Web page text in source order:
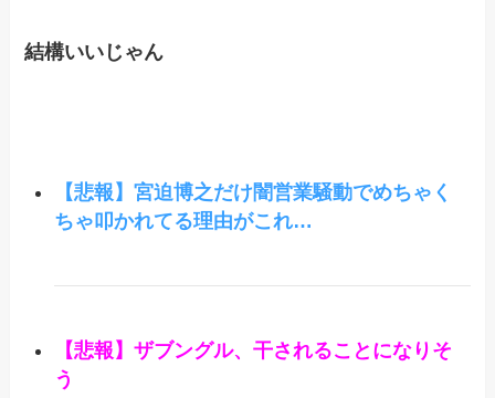
結構いいじゃん
【悲報】宮迫博之だけ闇営業騒動でめちゃく
ちゃ叩かれてる理由がこれ…
【悲報】ザブングル、干されることになりそ
う